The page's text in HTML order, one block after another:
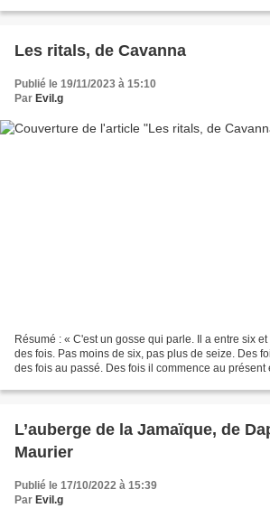
Les ritals, de Cavanna
Publié le 19/11/2023 à 15:10
Par Evil.g
Résumé : « C'est un gosse qui parle. Il a entre six
des fois. Pas moins de six, pas plus de seize. Des
des fois au passé. Des fois il commence au présent
L’auberge de la Jamaïque, de
Maurier
Publié le 17/10/2022 à 15:39
Par Evil.g